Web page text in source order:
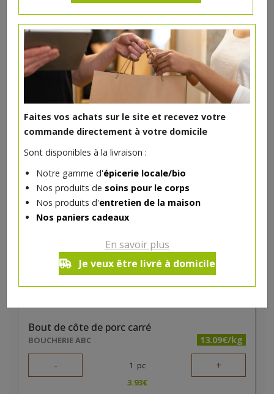
Faites vos achats sur le site et recevez votre
commande directement à votre domicile
Sont disponibles à la livraison :
Notre gamme d'épicerie locale/bio
Nos produits de soins pour le corps
Nos produits d'entretien de la maison
Nos paniers cadeaux
En savoir plus
Je veux être livré à domicile
- 1 pc +
1.98€
Réception le
vendredi 14/08 (09:00)
1 pc = ± 0.2 kg = ± 1.98 €
DANS LA MÊME CATÉGORIE ...
Bout de côte de porc carré
BOUCHERIE ABC 13.09€/kg
- 1 pc +
3.93€